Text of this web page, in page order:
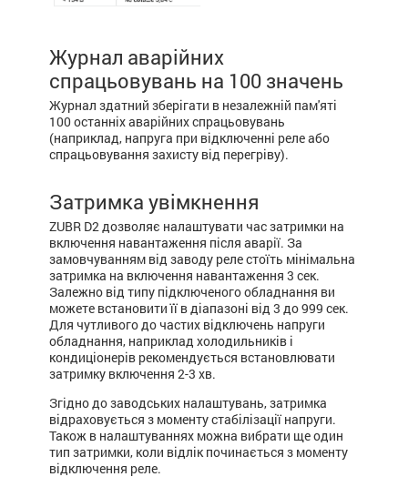
Журнал аварійних
спрацьовувань на 100 значень
Журнал здатний зберігати в незалежній пам'яті
100 останніх аварійних спрацьовувань
(наприклад, напруга при відключенні реле або
спрацьовування захисту від перегріву).
Затримка увімкнення
ZUBR D2 дозволяє налаштувати час затримки на
включення навантаження після аварії. За
замовчуванням від заводу реле стоїть мінімальна
затримка на включення навантаження 3 сек.
Залежно від типу підключеного обладнання ви
можете встановити її в діапазоні від 3 до 999 сек.
Для чутливого до частих відключень напруги
обладнання, наприклад холодильників і
кондиціонерів рекомендується встановлювати
затримку включення 2-3 хв.
Згідно до заводських налаштувань, затримка
відраховується з моменту стабілізації напруги.
Також в налаштуваннях можна вибрати ще один
тип затримки, коли відлік починається з моменту
відключення реле.